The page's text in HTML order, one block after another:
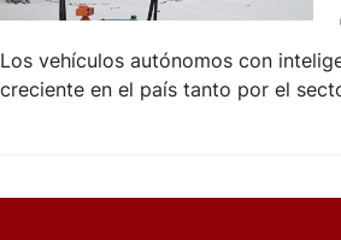
Los vehículos autónomos con
creciente en el país tanto por el